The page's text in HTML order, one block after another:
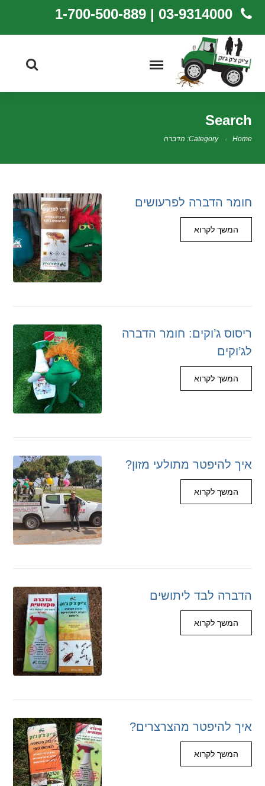
03-9314000 | 1-700-500-889
Search
Home Category: הדברה
חומר הדברה לפרעושים
המשך לקרוא
ריסוס ג’וקים: חומר הדברה
לג’וקים
המשך לקרוא
איך להיפטר מתולעי מזון?
המשך לקרוא
הדברה לבד ליתושים
המשך לקרוא
איך להיפטר מהצרצרים?
המשך לקרוא